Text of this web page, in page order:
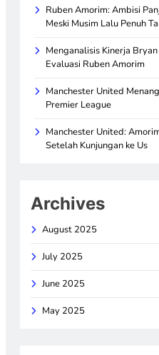
Ruben Amorim: Ambisi
Meski Musim Lalu Penuh
Menganalisis Kinerja
Evaluasi Ruben Amorim
Manchester United
Premier League
Manchester United:
Setelah Kunjungan ke Us
Archives
August 2025
July 2025
June 2025
May 2025